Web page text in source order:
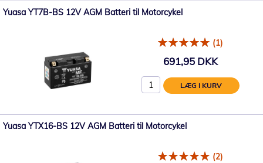
Yuasa YT7B-BS 12V AGM Batteri til Motorcykel
(1)
691,95 DKK
LÆG I KURV
Yuasa YTX16-BS 12V AGM Batteri til Motorcykel
(2)